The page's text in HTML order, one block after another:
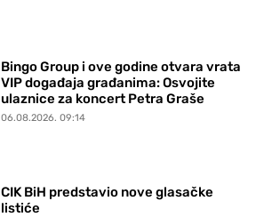
Bingo Group i ove godine otvara vrata
VIP događaja građanima: Osvojite
ulaznice za koncert Petra Graše
06.08.2026. 09:14
CIK BiH predstavio nove glasačke
listiće